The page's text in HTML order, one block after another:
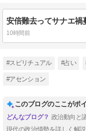
10時間前
#スピリチュアル #占い
#アセンション
このブログのここがポ
政治動向と
現代の政治情勢を詳しく解